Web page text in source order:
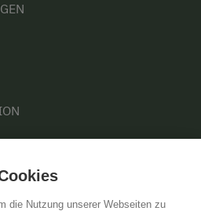
die Nutzung unserer Webseiten zu